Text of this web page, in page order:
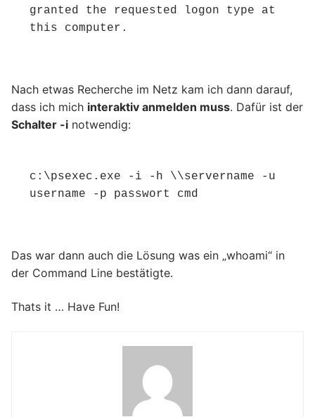
granted the requested logon type at
this computer.
Nach etwas Recherche im Netz kam ich dann darauf,
dass ich mich interaktiv anmelden muss. Dafür ist der
Schalter -i notwendig:
c:\psexec.exe -i -h \\servername -u
username -p passwort cmd
Das war dann auch die Lösung was ein „whoami“ in
der Command Line bestätigte.
Thats it … Have Fun!